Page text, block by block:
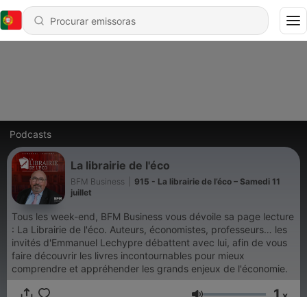
Podcasts
La librairie de l'éco
BFM Business
915 - La librairie de l’éco – Samedi 11
juillet
Tous les week-end, BFM Business vous dévoile sa page lecture
: La Librairie de l'éco. Auteurs, économistes, professeurs… les
invités d'Emmanuel Lechypre débattent avec lui, afin de vous
faire découvrir les livres incontournables pour mieux
comprendre et appréhender les grands enjeux de l'économie.